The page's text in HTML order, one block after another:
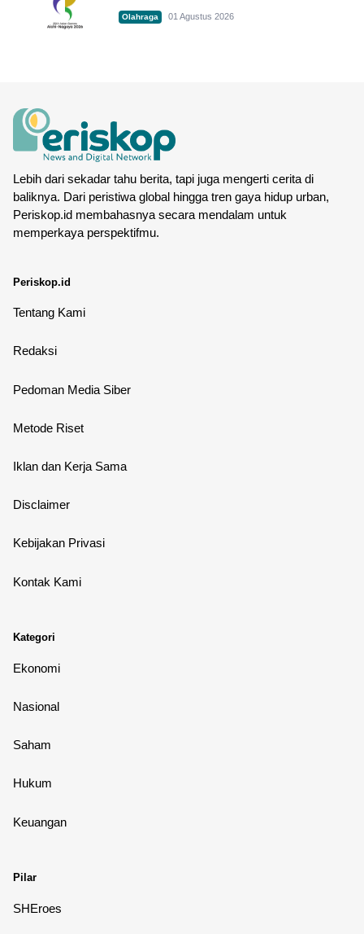
Olahraga 01 Agustus 2026
Lebih dari sekadar tahu berita, tapi juga mengerti cerita di
baliknya. Dari peristiwa global hingga tren gaya hidup urban,
Periskop.id membahasnya secara mendalam untuk
memperkaya perspektifmu.
Periskop.id
Tentang Kami
Redaksi
Pedoman Media Siber
Metode Riset
Iklan dan Kerja Sama
Disclaimer
Kebijakan Privasi
Kontak Kami
Kategori
Ekonomi
Nasional
Saham
Hukum
Keuangan
Pilar
SHEroes